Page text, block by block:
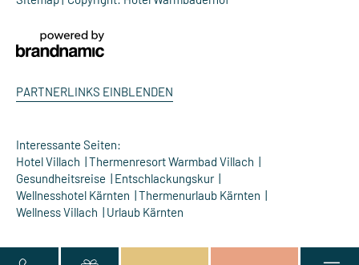
PARTNERLINKS EINBLENDEN
Interessante Seiten:
Hotel Villach
Thermenresort Warmbad Villach
Gesundheitsreise
Entschlackungskur
Wellnesshotel Kärnten
Thermenurlaub Kärnten
Wellness Villach
Urlaub Kärnten